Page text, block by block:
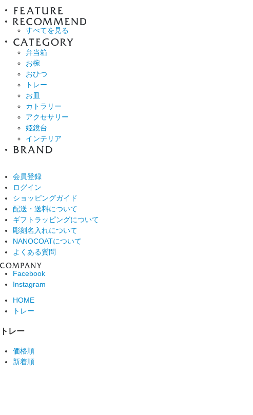
すべてを見る
弁当箱
お椀
おひつ
トレー
お皿
カトラリー
アクセサリー
姫鏡台
インテリア
会員登録
ログイン
ショッピングガイド
配送・送料について
ギフトラッピングについて
彫刻名入れについて
NANOCOATについて
よくある質問
Facebook
Instagram
HOME
トレー
トレー
価格順
新着順